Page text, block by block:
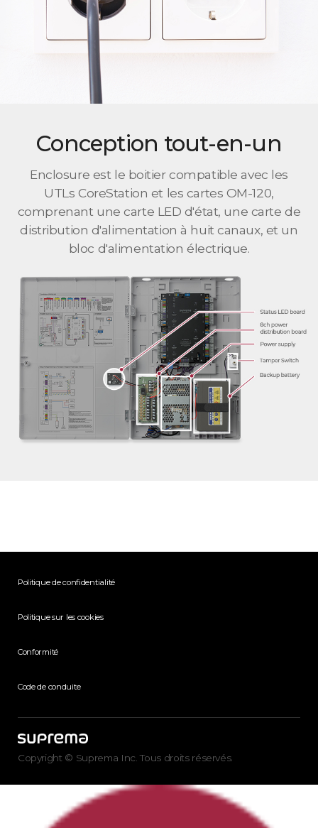
Conception tout-en-un
Enclosure est le boitier compatible avec les
UTLs CoreStation et les cartes OM-120,
comprenant une carte LED d'état, une carte de
distribution d'alimentation à huit canaux, et un
bloc d'alimentation électrique.
Politique de confidentialité
Politique sur les cookies
Conformité
Code de conduite
Copyright © Suprema Inc. Tous droits réservés.